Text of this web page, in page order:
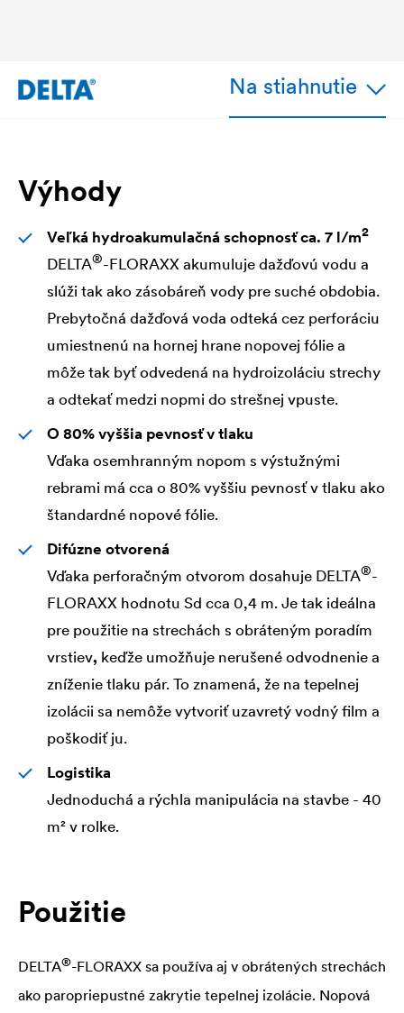
Na stiahnutie
Výhody
Veľká hydroakumulačná schopnosť ca. 7 l/m2
DELTA®-FLORAXX akumuluje dažďovú vodu a
slúži tak ako zásobáreň vody pre suché obdobia.
Prebytočná dažďová voda odteká cez perforáciu
umiestnenú na hornej hrane nopovej fólie a
môže tak byť odvedená na hydroizoláciu strechy
a odtekať medzi nopmi do strešnej vpuste.
O 80% vyššia pevnosť v tlaku
Vďaka osemhranným nopom s výstužnými
rebrami má cca o 80% vyššiu pevnosť v tlaku ako
štandardné nopové fólie.
Difúzne otvorená
Vďaka perforačným otvorom dosahuje DELTA®-
FLORAXX hodnotu Sd cca 0,4 m. Je tak ideálna
pre použitie na strechách s obráteným poradím
vrstiev, keďže umožňuje nerušené odvodnenie a
zníženie tlaku pár. To znamená, že na tepelnej
izolácii sa nemôže vytvoriť uzavretý vodný film a
poškodiť ju.
Logistika
Jednoduchá a rýchla manipulácia na stavbe - 40
m² v rolke.
Použitie
DELTA®-FLORAXX sa používa aj v obrátených strechách
ako paropriepustné zakrytie tepelnej izolácie. Nopová